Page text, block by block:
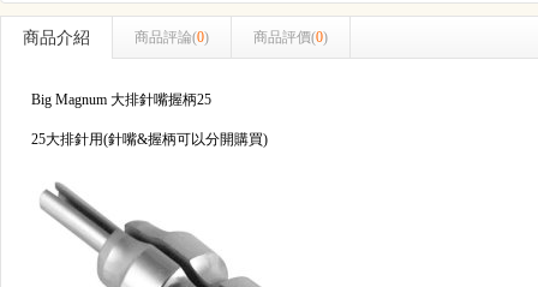
商品介紹 商品評論(0) 商品評價(0)
Big Magnum 大排針嘴握柄25
25大排針用(針嘴&握柄可以分開購買)